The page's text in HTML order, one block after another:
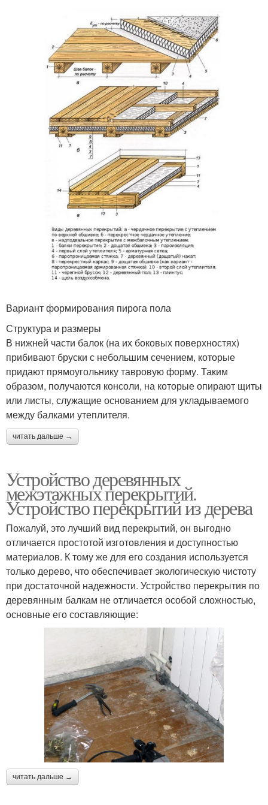
Вариант формирования пирога пола
Структура и размеры
В нижней части балок (на их боковых поверхностях)
прибивают бруски с небольшим сечением, которые
придают прямоугольнику тавровую форму. Таким
образом, получаются консоли, на которые опирают щиты
или листы, служащие основанием для укладываемого
между балками утеплителя.
читать дальше →
Устройство деревянных
межэтажных перекрытий.
Устройство перекрытий из дерева
Пожалуй, это лучший вид перекрытий, он выгодно
отличается простотой изготовления и доступностью
материалов. К тому же для его создания используется
только дерево, что обеспечивает экологическую чистоту
при достаточной надежности. Устройство перекрытия по
деревянным балкам не отличается особой сложностью,
основные его составляющие:
читать дальше →